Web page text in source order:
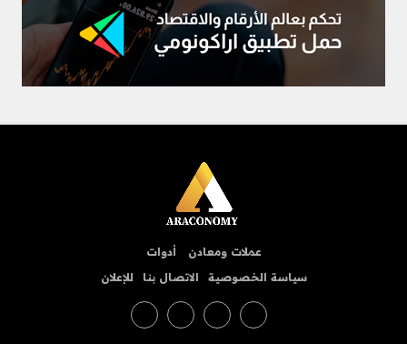
عملات ومعادن
أدوات
سياسة الخصوصية
الاتصال بنا للإعلان